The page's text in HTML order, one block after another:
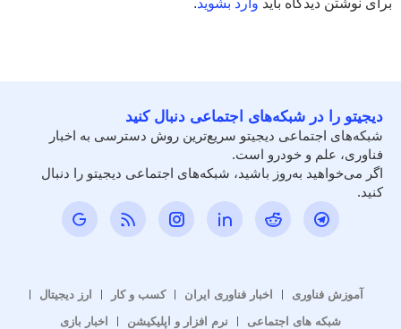
برای نوشتن دیدگاه باید وارد بشوید.
دیجیتو را در شبکه‌های اجتماعی دنبال کنید
شبکه‌های اجتماعی دیجیتو سریع‌ترین روش دسترسی به اخبار
فناوری، علم و خودرو است.
اگر می‌خواهید به‌روز باشید، شبکه‌های اجتماعی دیجیتو را دنبال
کنید.
آموزش فناوری اخبار فناوری ایران کسب و کار
ارز دیجیتال
شبکه های اجتماعی
نرم افزار و اپلیکیشن اخبار بازی